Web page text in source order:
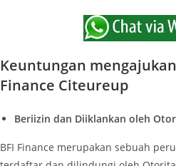
Keuntungan mengajukan
Finance Citeureup
Beriizin dan Diiklankan oleh
BFI Finance merupakan sebuah